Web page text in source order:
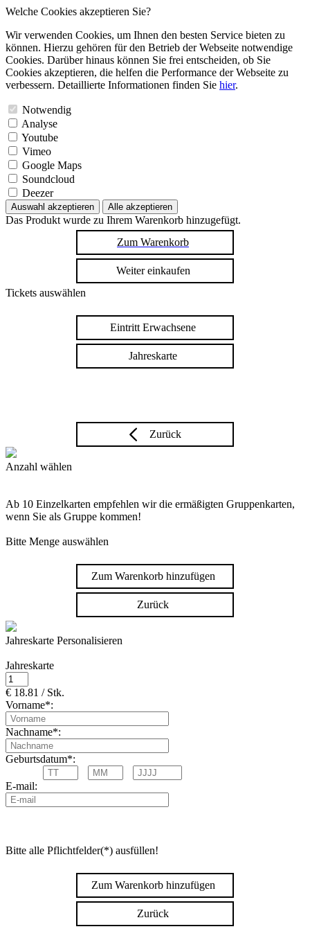
Welche Cookies akzeptieren Sie?
Wir verwenden Cookies, um Ihnen den besten Service bieten zu
können. Hierzu gehören für den Betrieb der Webseite notwendige
Cookies. Darüber hinaus können Sie frei entscheiden, ob Sie
Cookies akzeptieren, die helfen die Performance der Webseite zu
verbessern. Detaillierte Informationen finden Sie hier.
Notwendig
Analyse
Youtube
Vimeo
Google Maps
Soundcloud
Deezer
Auswahl akzeptieren Alle akzeptieren
Das Produkt wurde zu Ihrem Warenkorb hinzugefügt.
Zum Warenkorb
Weiter einkaufen
Tickets auswählen
Eintritt Erwachsene
Jahreskarte
Zurück
Anzahl wählen
Ab 10 Einzelkarten empfehlen wir die ermäßigten Gruppenkarten,
wenn Sie als Gruppe kommen!
Bitte Menge auswählen
Zum Warenkorb hinzufügen
Zurück
Jahreskarte Personalisieren
Jahreskarte
€ 18.81 / Stk.
Vorname*:
Nachname*:
Geburtsdatum*:
E-mail:
Bitte alle Pflichtfelder(*) ausfüllen!
Zum Warenkorb hinzufügen
Zurück